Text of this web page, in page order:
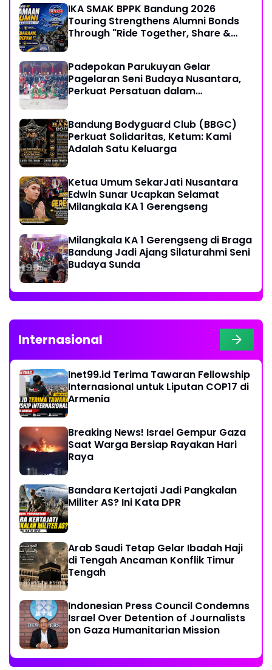
IKA SMAK BPPK Bandung 2026
Touring Strengthens Alumni Bonds
Through "Ride Together, Share &
Padepokan Parukuyan Gelar
Pagelaran Seni Budaya Nusantara,
Perkuat Persatuan dalam
Bandung Bodyguard Club (BBGC)
Perkuat Solidaritas, Ketum: Kami
Adalah Satu Keluarga
Ketua Umum SekarJati Nusantara
Edwin Sunar Ucapkan Selamat
Milangkala KA 1 Gerengseng
Milangkala KA 1 Gerengseng di Braga
Bandung Jadi Ajang Silaturahmi Seni
Budaya Sunda
Internasional
Inet99.id Terima Tawaran Fellowship
Internasional untuk Liputan COP17 di
Armenia
Breaking News! Israel Gempur Gaza
Saat Warga Bersiap Rayakan Hari
Raya
Bandara Kertajati Jadi Pangkalan
Militer AS? Ini Kata DPR
Arab Saudi Tetap Gelar Ibadah Haji
di Tengah Ancaman Konflik Timur
Tengah
Indonesian Press Council Condemns
Israel Over Detention of Journalists
on Gaza Humanitarian Mission